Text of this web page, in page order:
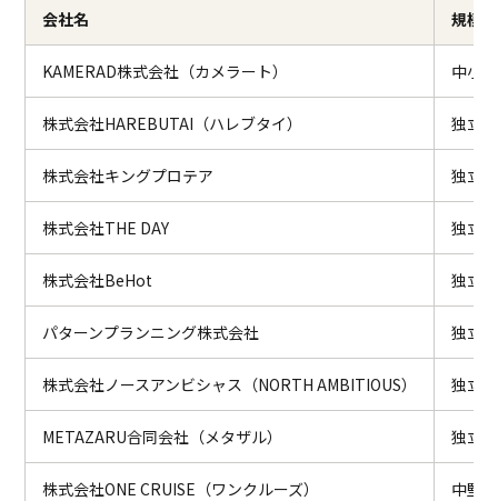
会社名 規模
KAMERAD株式会社（カメラート） 中小
株式会社HAREBUTAI（ハレブタイ） 独立
株式会社キングプロテア 独立
株式会社THE DAY 独立
株式会社BeHot 独立
パターンプランニング株式会社 独立
株式会社ノースアンビシャス（NORTH AMBITIOUS） 独立
METAZARU合同会社（メタザル） 独立
株式会社ONE CRUISE（ワンクルーズ） 中堅